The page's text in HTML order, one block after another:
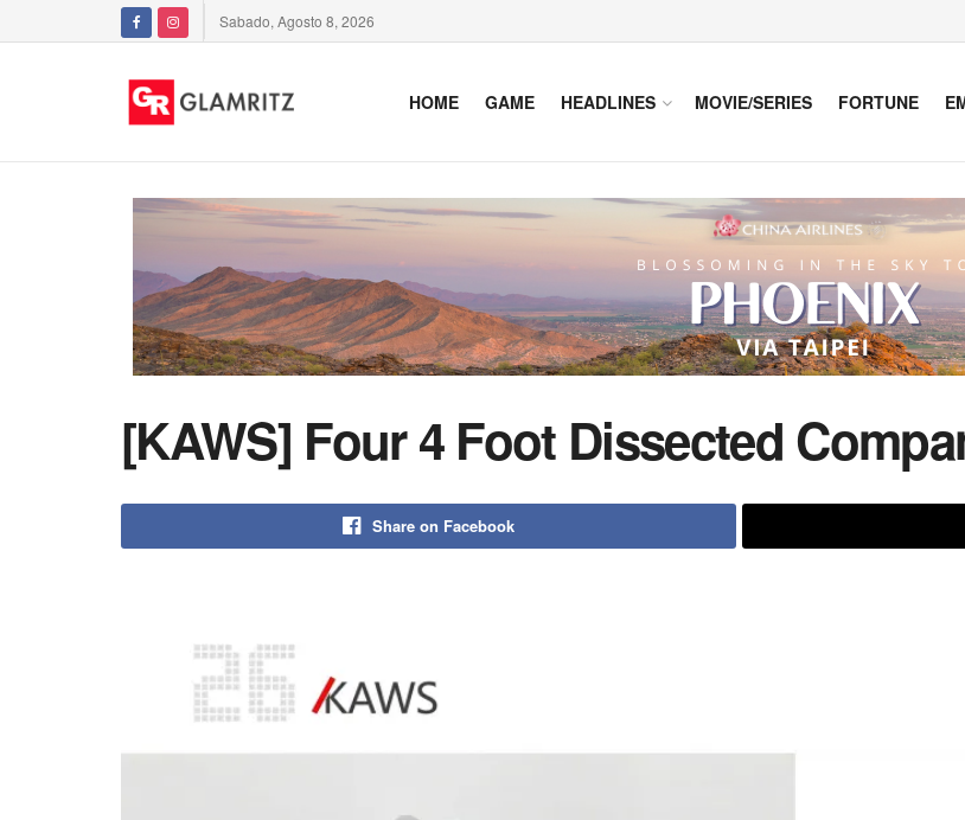
Sabado, Agosto 8, 2026
HOME GAME HEADLINES MOVIE/SERIES FORTUNE
[KAWS] Four 4 Foot Dissected
Share on Facebook